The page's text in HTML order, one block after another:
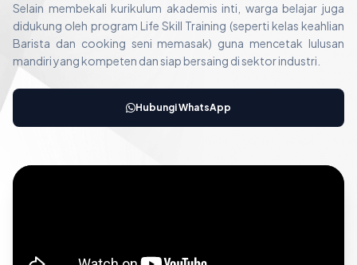
Selain membekali kurikulum akademis inti, warga belajar juga
didukung oleh program Life Skill Training (seperti kelas keahlian
Barista dan cooking seni memasak) guna mencetak lulusan
mandiri yang kompeten dan siap bersaing di sektor industri.
Hubungi WhatsApp